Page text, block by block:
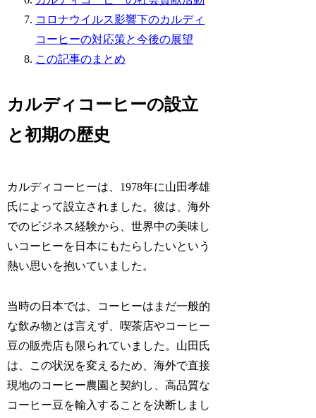
コロナウイルス影響下のカルディ
コーヒーの対応策と今後の展望
この記事のまとめ
カルディコーヒーの設立
と初期の歴史
カルディコーヒーは、1978年に山田孝雄
氏によって設立されました。彼は、海外
でのビジネス経験から、世界中の美味し
いコーヒーを日本にもたらしたいという
熱い思いを抱いていました。
当時の日本では、コーヒーはまだ一般的
な飲み物とは言えず、喫茶店やコーヒー
豆の販売店も限られていました。山田氏
は、この状況を変えるため、海外で直接
現地のコーヒー農園と契約し、高品質な
コーヒー豆を輸入することを決断しまし